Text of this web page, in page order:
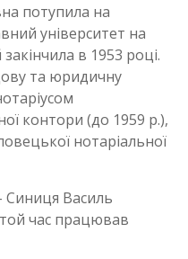
потупила на
університет на
в 1953 році.
та юридичну
контори (до 1959 р.),
нотаріальної
Синиця Василь
час працював